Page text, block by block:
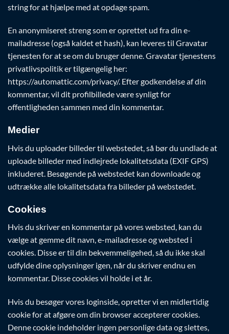
string for at hjælpe med at opdage spam.
En anonymiseret streng som er oprettet ud fra din e-
mailadresse (også kaldet et hash), kan leveres til Gravatar
tjenesten for at se om du bruger denne. Gravatar tjenestens
privatlivspolitik er tilgængelig her:
https://automattic.com/privacy/. Efter godkendelse af din
kommentar, vil dit profilbillede være synligt for
offentligheden sammen med din kommentar.
Medier
Hvis du uploader billeder til webstedet, så bør du undlade at
uploade billeder med indlejrede lokalitetsdata (EXIF GPS)
inkluderet. Besøgende på webstedet kan downloade og
udtrække alle lokalitetsdata fra billeder på webstedet.
Cookies
Hvis du skriver en kommentar på vores websted, kan du
vælge at gemme dit navn, e-mailadresse og websted i
cookies. Disse er til din bekvemmeligehed, så du ikke skal
udfylde dine oplysninger igen, når du skriver endnu en
kommentar. Disse cookies vil holde i et år.
Hvis du besøger vores loginside, opretter vi en midlertidig
cookie for at afgøre om din browser accepterer cookies.
Denne cookie indeholder ingen personlige data og slettes,